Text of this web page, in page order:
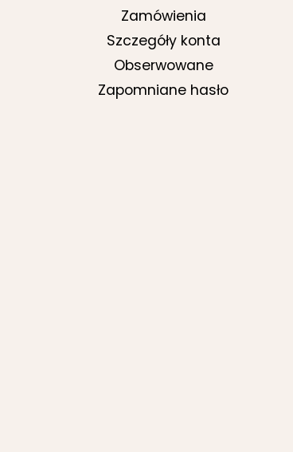
Zamówienia
Szczegóły konta
Obserwowane
Zapomniane hasło